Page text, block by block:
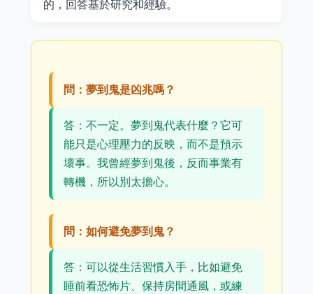
的，回答基於研究和經驗。
問：夢到鬼是凶兆嗎？
答：不一定。夢到鬼代表什麼？它可
能只是心理壓力的反映，而不是預示
壞事。我曾經夢到鬼後，反而事業有
轉機，所以別太擔心。
問：如何避免夢到鬼？
答：可以從生活習慣入手，比如避免
睡前看恐怖片、保持房間通風，或練